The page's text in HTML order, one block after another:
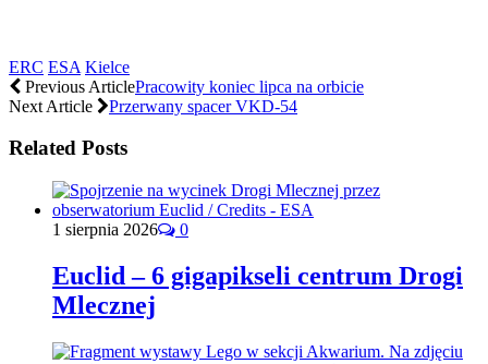
ERC ESA Kielce
Previous ArticlePracowity koniec lipca na orbicie
Next Article
Przerwany spacer VKD-54
Related Posts
1 sierpnia 2026 0
Euclid – 6 gigapikseli centrum Drogi
Mlecznej